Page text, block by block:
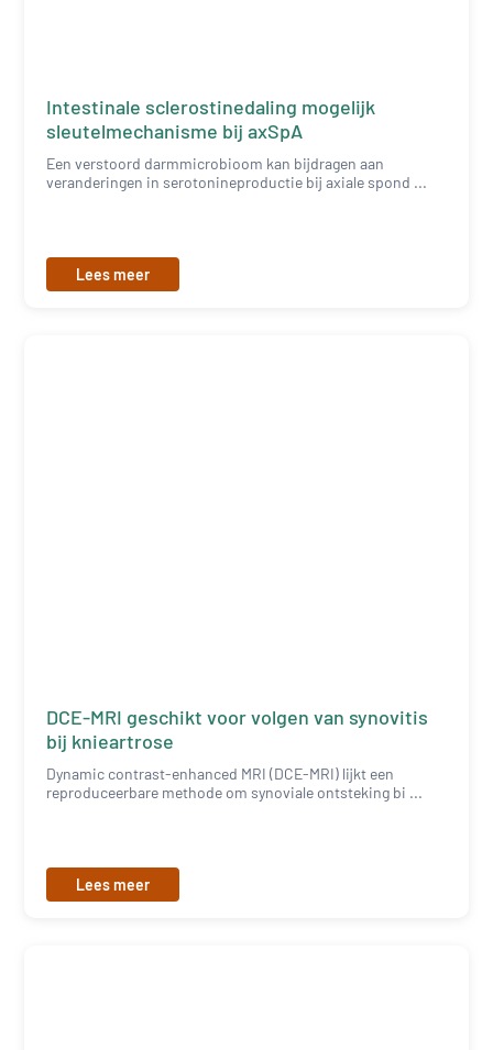
Intestinale sclerostinedaling mogelijk
sleutelmechanisme bij axSpA
Een verstoord darmmicrobioom kan bijdragen aan
veranderingen in serotonineproductie bij axiale spond ...
Lees meer
DCE-MRI geschikt voor volgen van synovitis
bij knieartrose
Dynamic contrast-enhanced MRI (DCE-MRI) lijkt een
reproduceerbare methode om synoviale ontsteking bi ...
Lees meer